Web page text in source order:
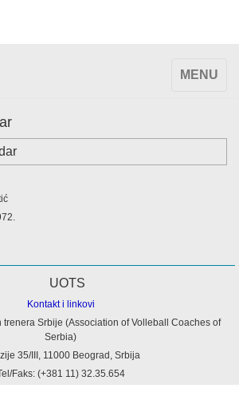
TOGGLE
MENU
Kontakt i linkovi
Srbije (Association of Volleball Coaches of
Serbia)
35/III, 11000 Beograd, Srbija
Faks: (+381 11) 32.35.654